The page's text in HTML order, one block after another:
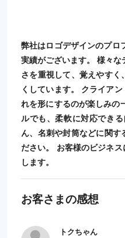
弊社はロゴデザインのプロ
実績がございます。 様々
さを重視して、覚えやす
くしています。 クライア
れを形にするのが楽しみの
ルでも、柔軟に対応でき
ん、名刺や封筒などに関す
ださい。 お客様のビジネ
します。
お客さまの感想
トクちゃん